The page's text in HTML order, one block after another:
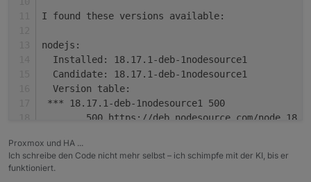
Enabled adapters with
bindings
system.adapter.admin.0                  :
system.adapter.hm-rpc.0                 : hm-
system.adapter.hm-rpc.1                 : hm-
+ system.adapter.influxdb.0               :
+ system.adapter.ocpp.0                   :
+ system.adapter.proxmox.0                :
I found these versions available:
nodejs:
  Installed: 18.17.1-deb-1nodesource1
  Candidate: 18.17.1-deb-1nodesource1
  Version table:
*** 18.17.1-deb-1nodesource1 500
500 https://deb.nodesource.com/
     12.22.12~dfsg-1~deb11u4 500
500 http://raspbian.raspberrypi.org/
Proxmox und HA ...
Ich schreibe den Code nicht mehr selbst – ich schimpfe mit der KI, bis er
funktioniert.